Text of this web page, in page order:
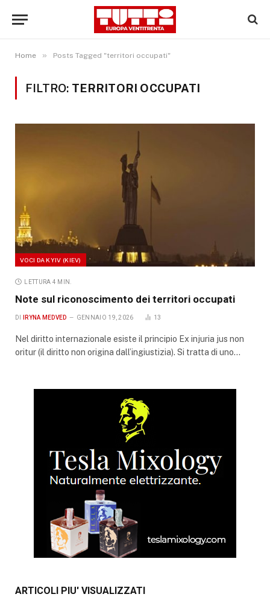
Home » Posts Tagged "territori occupati"
FILTRO: TERRITORI OCCUPATI
VOCI DA KYIV (KIEV)
LETTURA 4 MIN.
Note sul riconoscimento dei territori occupati
DI IRYNA MEDVED GENNAIO 19, 2026 13
Nel diritto internazionale esiste il principio Ex injuria jus non
oritur (il diritto non origina dall’ingiustizia). Si tratta di uno…
ARTICOLI PIU' VISUALIZZATI